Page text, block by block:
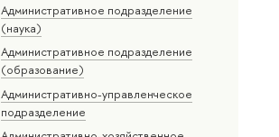
Административное подразделение
(наука)
Административное подразделение
(образование)
Административно-управленческое
подразделение